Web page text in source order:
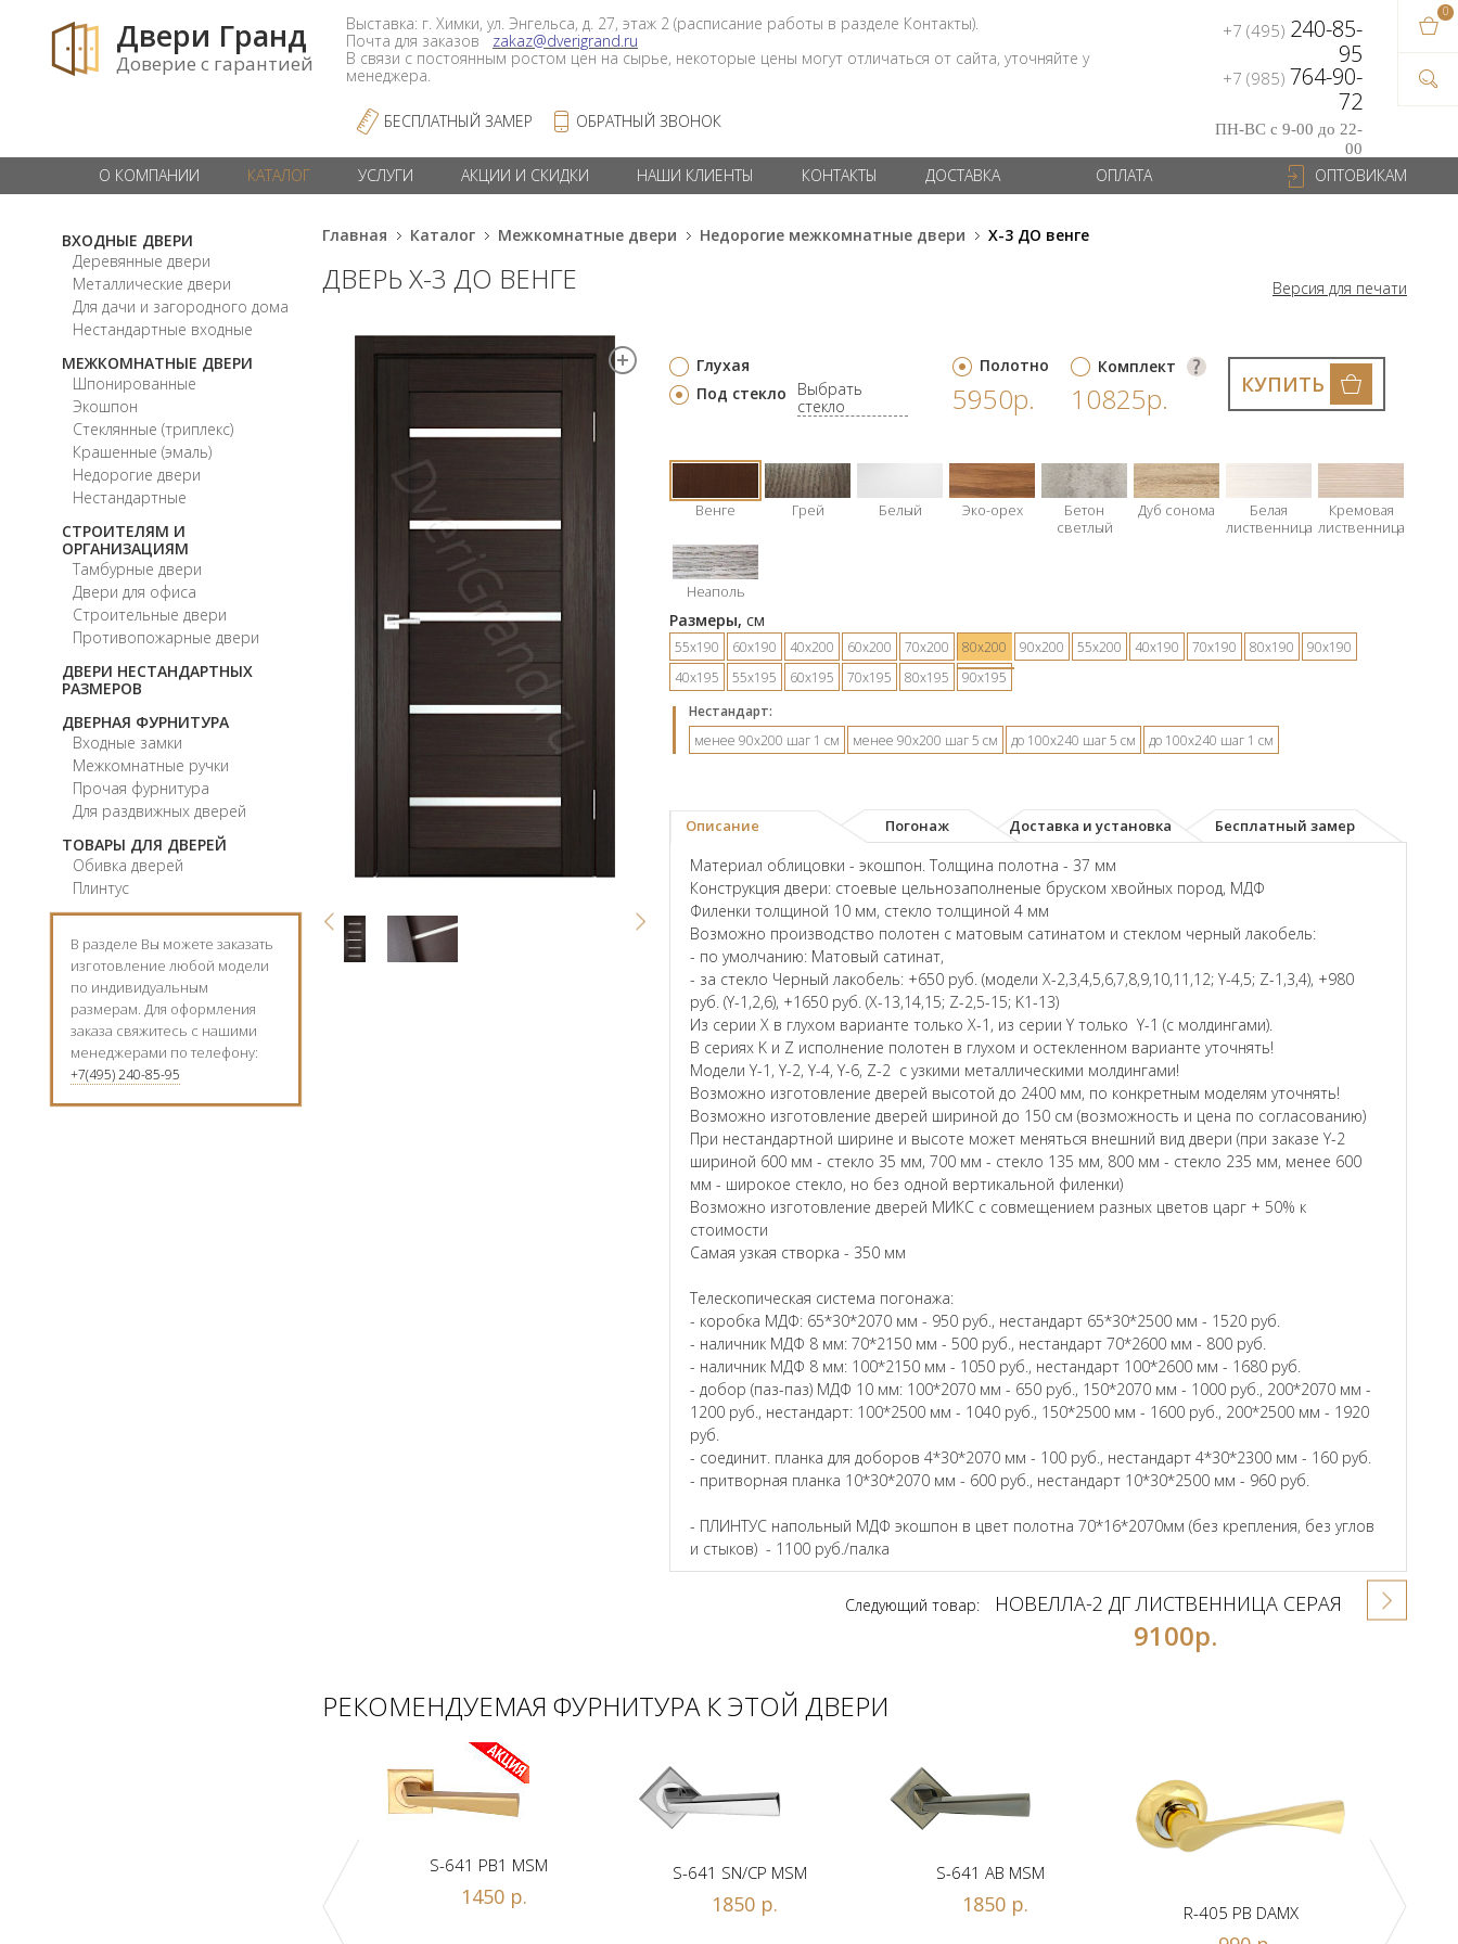
Двери Гранд
Доверие с гарантией
Выставка: г. Химки, ул. Энгельса, д. 27, этаж 2 (расписание работы в разделе Контакты).
Почта для заказов zakaz@dverigrand.ru
В связи с постоянным ростом цен на сырье, некоторые цены могут отличаться от сайта, уточняйте у
менеджера.
БЕСПЛАТНЫЙ ЗАМЕР ОБРАТНЫЙ ЗВОНОК
+7 (495) 240-85-
95
+7 (985) 764-90-
72
ПН-ВС с 9-00 до 22-
00
О КОМПАНИИ КАТАЛОГ УСЛУГИ АКЦИИ И СКИДКИ НАШИ КЛИЕНТЫ КОНТАКТЫ ДОСТАВКА ОПЛАТА ОПТОВИКАМ
ВХОДНЫЕ ДВЕРИ
Деревянные двери
Металлические двери
Для дачи и загородного дома
Нестандартные входные
МЕЖКОМНАТНЫЕ ДВЕРИ
Шпонированные
Экошпон
Стеклянные (триплекс)
Крашенные (эмаль)
Недорогие двери
Нестандартные
СТРОИТЕЛЯМ И
ОРГАНИЗАЦИЯМ
Тамбурные двери
Двери для офиса
Строительные двери
Противопожарные двери
ДВЕРИ НЕСТАНДАРТНЫХ
РАЗМЕРОВ
ДВЕРНАЯ ФУРНИТУРА
Входные замки
Межкомнатные ручки
Прочая фурнитура
Для раздвижных дверей
ТОВАРЫ ДЛЯ ДВЕРЕЙ
Обивка дверей
Плинтус
В разделе Вы можете заказать
изготовление любой модели
по индивидуальным
размерам. Для оформления
заказа свяжитесь с нашими
менеджерами по телефону:
+7(495) 240-85-95
Главная Каталог Межкомнатные двери Недорогие межкомнатные двери X-3 ДО венге
Версия для печати
ДВЕРЬ X-3 ДО ВЕНГЕ
Глухая
Под стекло
Выбрать
стекло
КУПИТЬ
Полотно
5950р.
Комплект
10825р.
Венге Грей Белый Эко-орех
Бетон
светлый
Дуб сонома
Белая
лиственница
Кремовая
лиственница
Неаполь
Размеры, см
55х190 60х190 40х200 60х200 70х200 80х200 90х200 55х200 40х190 70х190 80х190
90х190
40х195
55х195 60х195 70х195 80х195
90х195
Hестандарт:
менее 90х200 шаг 1 см
менее 90х200 шаг 5 см до 100х240 шаг 5 см до 100х240 шаг 1 см
Описание Погонаж Доставка и установка Бесплатный замер
Материал облицовки - экошпон. Толщина полотна - 37 мм
Конструкция двери: стоевые цельнозаполненые бруском хвойных пород, МДФ
Филенки толщиной 10 мм, стекло толщиной 4 мм
Возможно производство полотен с матовым сатинатом и стеклом черный лакобель:
- по умолчанию: Матовый сатинат,
- за стекло Черный лакобель: +650 руб. (модели Х-2,3,4,5,6,7,8,9,10,11,12; Y-4,5; Z-1,3,4), +980
руб. (Y-1,2,6), +1650 руб. (X-13,14,15; Z-2,5-15; K1-13)
Из серии X в глухом варианте только X-1, из серии Y только Y-1 (с молдингами).
В сериях K и Z исполнение полотен в глухом и остекленном варианте уточнять!
Модели Y-1, Y-2, Y-4, Y-6, Z-2 с узкими металлическими молдингами!
Возможно изготовление дверей высотой до 2400 мм, по конкретным моделям уточнять!
Возможно изготовление дверей шириной до 150 см (возможность и цена по согласованию)
При нестандартной ширине и высоте может меняться внешний вид двери (при заказе Y-2
шириной 600 мм - стекло 35 мм, 700 мм - стекло 135 мм, 800 мм - стекло 235 мм, менее 600
мм - широкое стекло, но без одной вертикальной филенки)
Возможно изготовление дверей МИКС с совмещением разных цветов царг + 50% к
стоимости
Самая узкая створка - 350 мм
Телескопическая система погонажа:
- коробка МДФ: 65*30*2070 мм - 950 руб., нестандарт 65*30*2500 мм - 1520 руб.
- наличник МДФ 8 мм: 70*2150 мм - 500 руб., нестандарт 70*2600 мм - 800 руб.
- наличник МДФ 8 мм: 100*2150 мм - 1050 руб., нестандарт 100*2600 мм - 1680 руб.
- добор (паз-паз) МДФ 10 мм: 100*2070 мм - 650 руб., 150*2070 мм - 1000 руб., 200*2070 мм -
1200 руб., нестандарт: 100*2500 мм - 1040 руб., 150*2500 мм - 1600 руб., 200*2500 мм - 1920
руб.
- соединит. планка для доборов 4*30*2070 мм - 100 руб., нестандарт 4*30*2300 мм - 160 руб.
- притворная планка 10*30*2070 мм - 600 руб., нестандарт 10*30*2500 мм - 960 руб.
- ПЛИНТУС напольный МДФ экошпон в цвет полотна 70*16*2070мм (без крепления, без углов
и стыков) - 1100 руб./палка
Следующий товар: НОВЕЛЛА-2 ДГ ЛИСТВЕННИЦА СЕРАЯ
9100р.
РЕКОМЕНДУЕМАЯ ФУРНИТУРА К ЭТОЙ ДВЕРИ
S-641 PB1 MSM
1450 р.
S-641 SN/CP MSM
1850 р.
S-641 AB MSM
1850 р. R-405 PB DAMX
0
В
на